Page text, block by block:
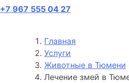
+7 967 555 04 27
Главная
Услуги
Животные в Тюмени
Лечение змей в